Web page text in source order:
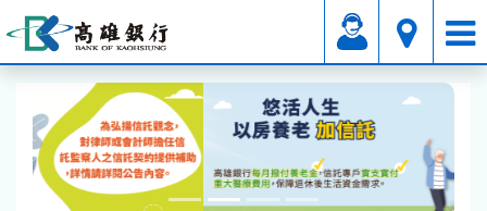
信託業務 全方位個人信託業務